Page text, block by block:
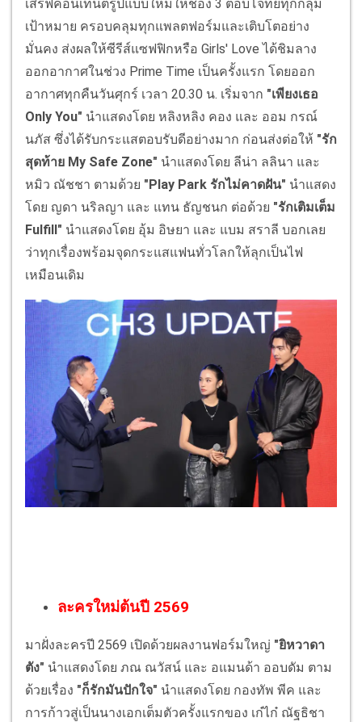
เสิร์ฟคอนเทนต์รูปแบบใหม่ให้ช่อง 3 ตอบโจทย์ทุกกลุ่ม
เป้าหมาย ครอบคลุมทุกแพลตฟอร์มและเติบโตอย่าง
มั่นคง ส่งผลให้ซีรีส์แซฟฟิกหรือ Girls' Love ได้ชิมลาง
ออกอากาศในช่วง Prime Time เป็นครั้งแรก โดยออก
อากาศทุกคืนวันศุกร์ เวลา 20.30 น. เริ่มจาก "เพียงเธอ
Only You" นำแสดงโดย หลิงหลิง คอง และ ออม กรณ์
นภัส ซึ่งได้รับกระแสตอบรับดีอย่างมาก ก่อนส่งต่อให้ "รัก
สุดท้าย My Safe Zone" นำแสดงโดย ลีน่า ลลินา และ
หมิว ณัชชา ตามด้วย "Play Park รักไม่คาดฝัน" นำแสดง
โดย ญดา นริลญา และ แทน ธัญชนก ต่อด้วย "รักเติมเต็ม
Fulfill" นำแสดงโดย อุ้ม อิษยา และ แบม สราลี บอกเลย
ว่าทุกเรื่องพร้อมจุดกระแสแฟนทั่วโลกให้ลุกเป็นไฟ
เหมือนเดิม
ละครใหม่ต้นปี 2569
มาฝั่งละครปี 2569 เปิดด้วยผลงานฟอร์มใหญ่ "ยิหวาดา
ตัง" นำแสดงโดย ภณ ณวัสน์ และ อแมนด้า ออบดัม ตาม
ด้วยเรื่อง "ก็รักมันปักใจ" นำแสดงโดย กองทัพ พีค และ
การก้าวสู่เป็นนางเอกเต็มตัวครั้งแรกของ เก๋ไก๋ ณัฐธิชา